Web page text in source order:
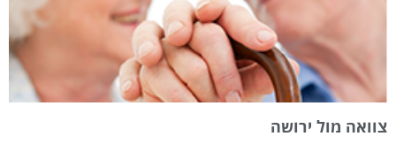
צוואה מול ירושה